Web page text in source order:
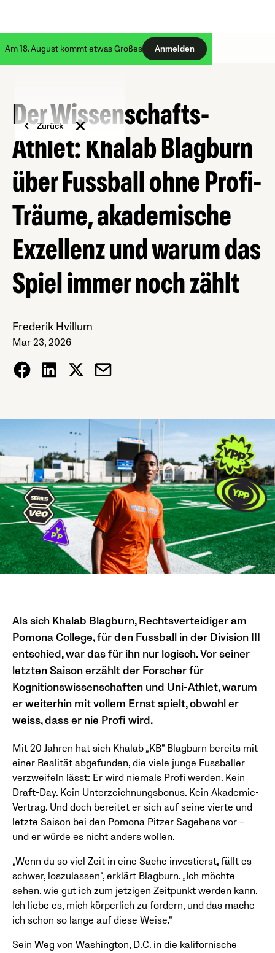
Am 18. August kommt etwas Großes Anmelden
Zurück
Der Wissenschafts-
Athlet: Khalab Blagburn
über Fussball ohne Profi-
Träume, akademische
Exzellenz und warum das
Spiel immer noch zählt
Frederik Hvillum
Mar 23, 2026
Als sich Khalab Blagburn, Rechtsverteidiger am
Pomona College, für den Fussball in der Division III
entschied, war das für ihn nur logisch. Vor seiner
letzten Saison erzählt der Forscher für
Kognitionswissenschaften und Uni-Athlet, warum
er weiterhin mit vollem Ernst spielt, obwohl er
weiss, dass er nie Profi wird.
Mit 20 Jahren hat sich Khalab „KB“ Blagburn bereits mit
einer Realität abgefunden, die viele junge Fussballer
verzweifeln lässt: Er wird niemals Profi werden. Kein
Draft-Day. Kein Unterzeichnungsbonus. Kein Akademie-
Vertrag. Und doch bereitet er sich auf seine vierte und
letzte Saison bei den Pomona Pitzer Sagehens vor –
und er würde es nicht anders wollen.
„Wenn du so viel Zeit in eine Sache investierst, fällt es
schwer, loszulassen“, erklärt Blagburn. „Ich möchte
sehen, wie gut ich zum jetzigen Zeitpunkt werden kann.
Ich liebe es, mich körperlich zu fordern, und das mache
ich schon so lange auf diese Weise.“
Sein Weg von Washington, D.C. in die kalifornische